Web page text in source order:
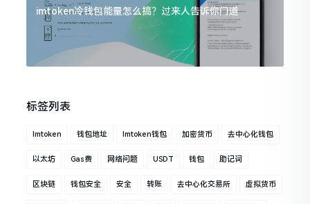
imtoken冷钱包能量怎么搞？过来人告诉你门道
标签列表
Imtoken 钱包地址 Imtoken钱包 加密货币 去中心化钱包
以太坊 Gas费 网络问题 USDT 钱包 助记词
区块链 钱包安全 安全 转账 去中心化交易所 虚拟货币